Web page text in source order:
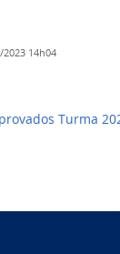
2023 14h04
Turma